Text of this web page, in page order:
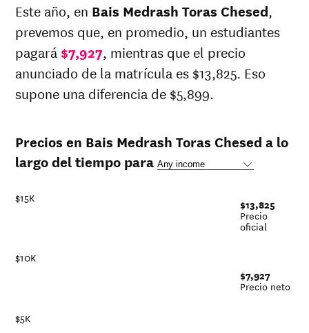
Este año, en Bais Medrash Toras Chesed,
prevemos que, en promedio, un estudiantes
pagará $7,927, mientras que el precio
anunciado de la matrícula es $13,825. Eso
supone una diferencia de $5,899.
Precios en Bais Medrash Toras Chesed a lo
largo del tiempo para
$5K
$10K
$15K $13,825
Precio
oficial
$7,927
Precio neto